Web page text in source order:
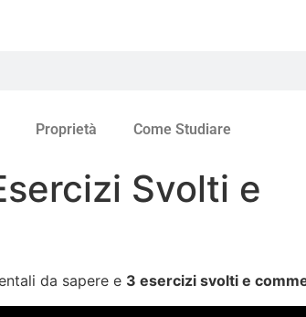
Proprietà Come Studiare
Svolti e
da sapere e 3 esercizi svolti e